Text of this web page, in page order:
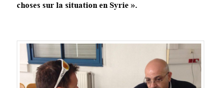
choses sur la situation en Syrie ».